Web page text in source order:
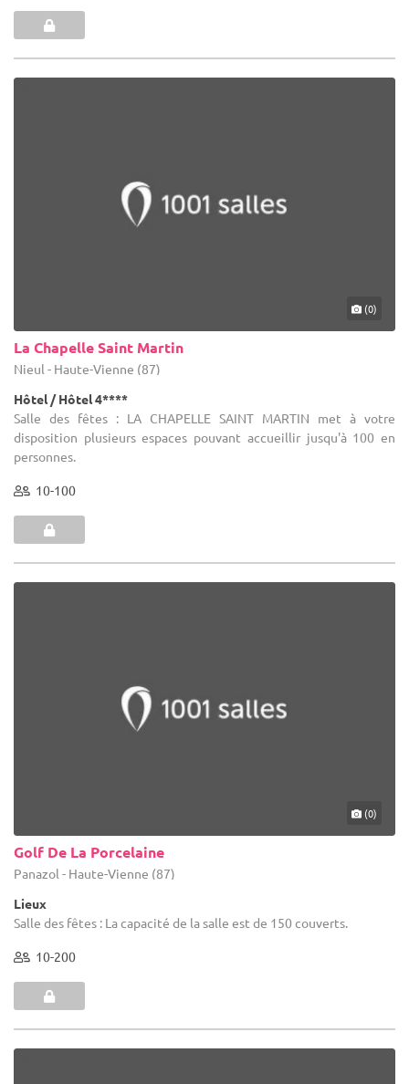
(0)
La Chapelle Saint Martin
Nieul - Haute-Vienne (87)
Hôtel / Hôtel 4****
Salle des fêtes : LA CHAPELLE SAINT MARTIN met à votre
disposition plusieurs espaces pouvant accueillir jusqu'à 100 en
personnes.
10-100
(0)
Golf De La Porcelaine
Panazol - Haute-Vienne (87)
Lieux
Salle des fêtes : La capacité de la salle est de 150 couverts.
10-200